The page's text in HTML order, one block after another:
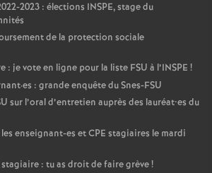
2023 : élections INSPE, stage du
de la protection sociale
: je vote en ligne pour la liste FSU à l’INSPE !
·es : grande enquête du Snes-FSU
sur l’oral d’entretien auprès des lauréat•es du
enseignant-es etCPE stagiaires le mardi
stagiaire : tu as droit de faire grève!